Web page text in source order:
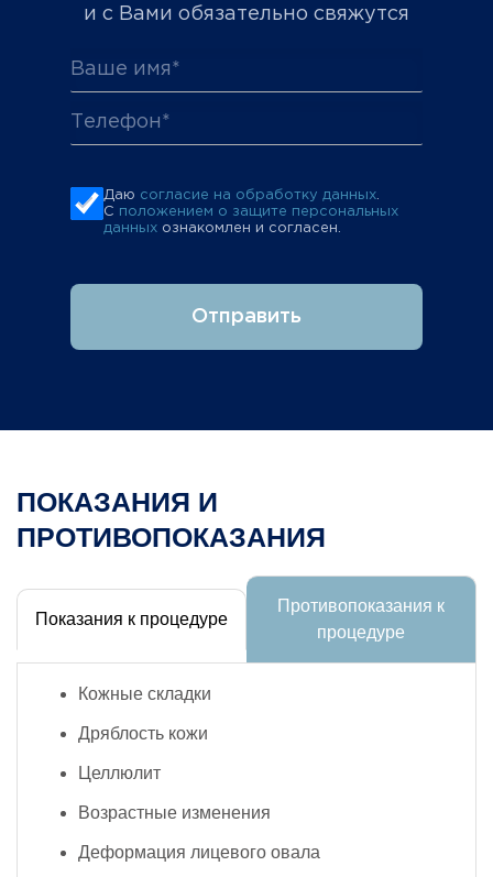
и с Вами обязательно свяжутся
Даю согласие на обработку данных
С положением о защите персональных
данных ознакомлен и согласен.
Отправить
ПОКАЗАНИЯ И
ПРОТИВОПОКАЗАНИЯ
Показания к процедуре
Противопоказания к
процедуре
Кожные складки
Дряблость кожи
Целлюлит
Возрастные изменения
Деформация лицевого овала